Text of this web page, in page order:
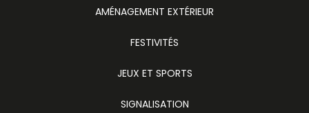
AMÉNAGEMENT EXTÉRIEUR
FESTIVITÉS
JEUX ET SPORTS
SIGNALISATION